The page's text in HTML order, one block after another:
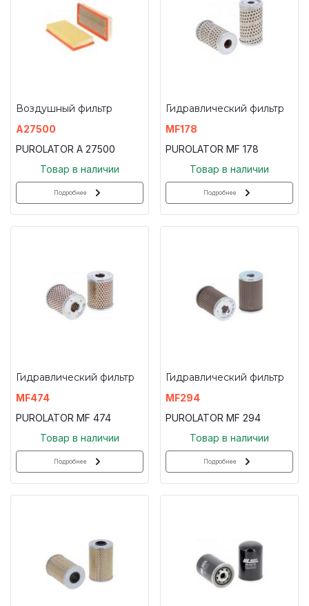
Воздушный фильтр
A27500
PUROLATOR A 27500
Товар в наличии
Подробнее
Гидравлический фильтр
MF178
PUROLATOR MF 178
Товар в наличии
Подробнее
Гидравлический фильтр
MF474
PUROLATOR MF 474
Товар в наличии
Подробнее
Гидравлический фильтр
MF294
PUROLATOR MF 294
Товар в наличии
Подробнее